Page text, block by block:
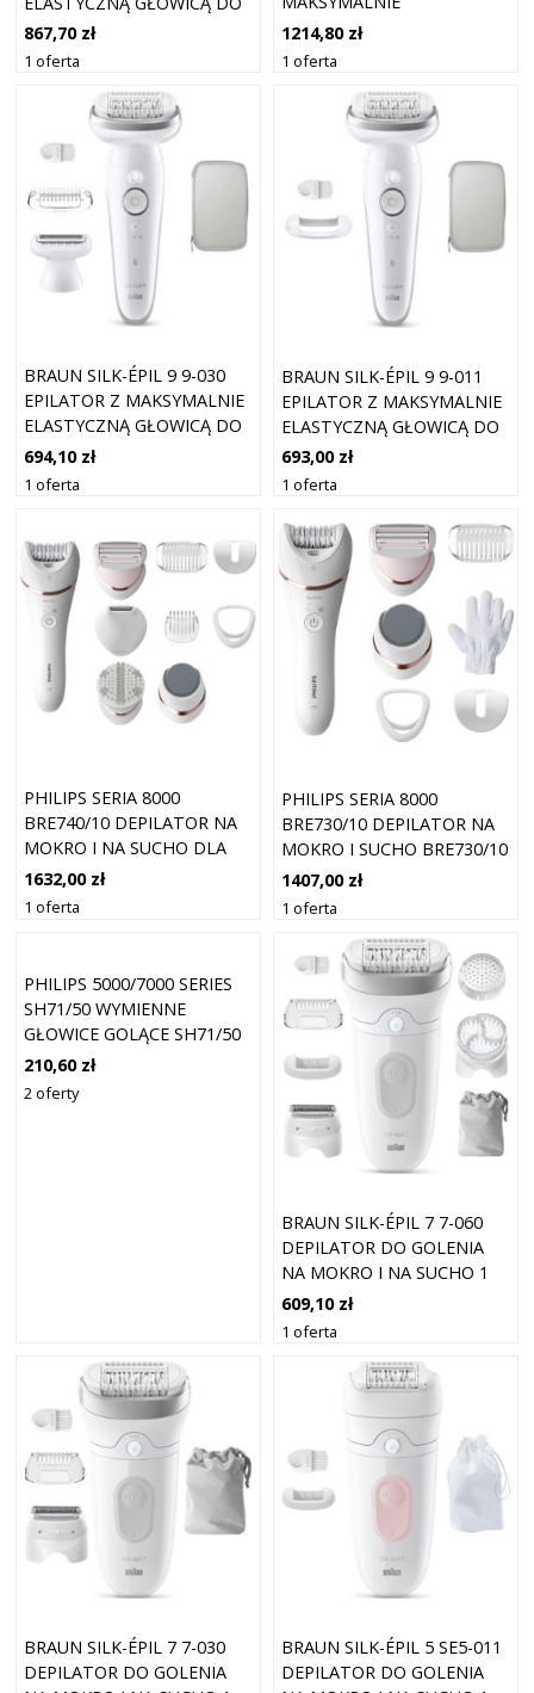
GOLENIA NA MOKRO I NA
SUCHO 1 SZT.
867,70 zł
1 oferta
ELASTYCZNĄ GŁOWICĄ DO
GOLENIA NA MOKRO I NA
1214,80 zł
1 oferta
BRAUN SILK-ÉPIL 9 9-030
EPILATOR Z MAKSYMALNIE
ELASTYCZNĄ GŁOWICĄ DO
GOLENIA NA MOKRO I NA
SUCHO 1 SZT.
694,10 zł
1 oferta
BRAUN SILK-ÉPIL 9 9-011
EPILATOR Z MAKSYMALNIE
ELASTYCZNĄ GŁOWICĄ DO
GOLENIA NA MOKRO I NA
SUCHO 1 SZT.
693,00 zł
1 oferta
PHILIPS SERIA 8000
BRE740/10 DEPILATOR NA
MOKRO I NA SUCHO DLA
KOBIET
1632,00 zł
1 oferta
PHILIPS SERIA 8000
BRE730/10 DEPILATOR NA
MOKRO I SUCHO BRE730/10
1407,00 zł
1 oferta
PHILIPS 5000/7000 SERIES
SH71/50 WYMIENNE
GŁOWICE GOLĄCE SH71/50
1 SZT.
210,60 zł
2 oferty
BRAUN SILK-ÉPIL 7 7-060
DEPILATOR DO GOLENIA
NA MOKRO I NA SUCHO 1
SZT.
609,10 zł
1 oferta
BRAUN SILK-ÉPIL 7 7-030
DEPILATOR DO GOLENIA
BRAUN SILK-ÉPIL 5 SE5-011
DEPILATOR DO GOLENIA